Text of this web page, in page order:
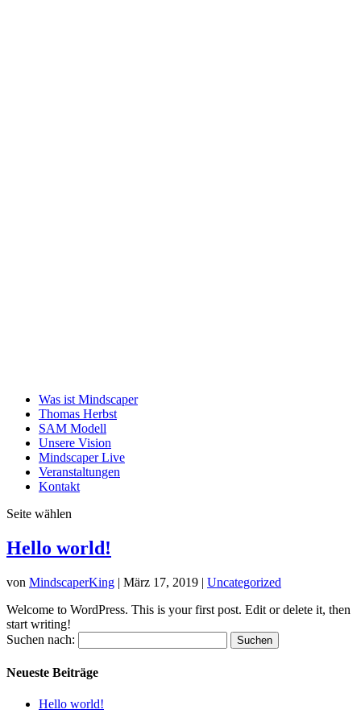
Was ist Mindscaper
Thomas Herbst
SAM Modell
Unsere Vision
Mindscaper Live
Veranstaltungen
Kontakt
Seite wählen
Hello world!
von MindscaperKing | März 17, 2019 | Uncategorized
Welcome to WordPress. This is your first post. Edit or delete it, then
start writing!
Suchen nach:
Neueste Beiträge
Hello world!